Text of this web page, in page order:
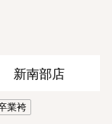
新南部店
業袴